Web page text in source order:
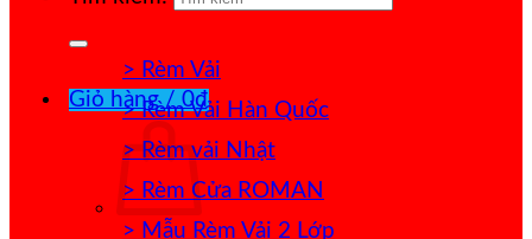
Giỏ hàng /0₫
> Rèm Vải
> Rèm Vải Hàn Quốc
> Rèm vải Nhật
> Rèm Cửa ROMAN
> Mẫu Rèm Vải 2 Lớp